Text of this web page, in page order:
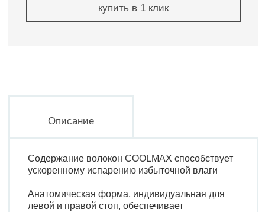
купить в 1 клик
Описание
Содержание волокон COOLMAX способствует
ускоренному испарению избыточной влаги
Анатомическая форма, индивидуальная для
левой и правой стоп, обеспечивает